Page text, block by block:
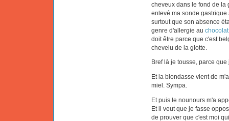
cheveux dans le fond de la
enlevé ma sonde
surtout que son absence
genre d'allergie au
doit être parce que c'est
chevelu de la glotte.
Bref là je tousse, parce
Et la blondasse vient de
miel. Sympa.
Et puis le nounours m'a
Et il veut que je fasse
de prouver que c'est moi